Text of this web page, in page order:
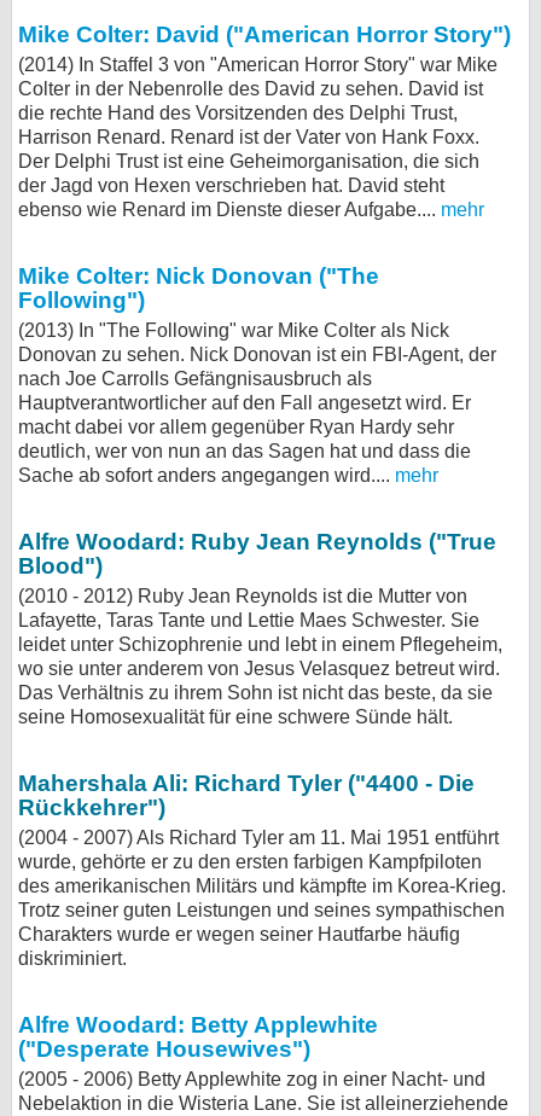
Mike Colter: David ("American Horror Story")
(2014) In Staffel 3 von "American Horror Story" war Mike
Colter in der Nebenrolle des David zu sehen. David ist
die rechte Hand des Vorsitzenden des Delphi Trust,
Harrison Renard. Renard ist der Vater von Hank Foxx.
Der Delphi Trust ist eine Geheimorganisation, die sich
der Jagd von Hexen verschrieben hat. David steht
ebenso wie Renard im Dienste dieser Aufgabe.... mehr
Mike Colter: Nick Donovan ("The
Following")
(2013) In "The Following" war Mike Colter als Nick
Donovan zu sehen. Nick Donovan ist ein FBI-Agent, der
nach Joe Carrolls Gefängnisausbruch als
Hauptverantwortlicher auf den Fall angesetzt wird. Er
macht dabei vor allem gegenüber Ryan Hardy sehr
deutlich, wer von nun an das Sagen hat und dass die
Sache ab sofort anders angegangen wird.... mehr
Alfre Woodard: Ruby Jean Reynolds ("True
Blood")
(2010 - 2012) Ruby Jean Reynolds ist die Mutter von
Lafayette, Taras Tante und Lettie Maes Schwester. Sie
leidet unter Schizophrenie und lebt in einem Pflegeheim,
wo sie unter anderem von Jesus Velasquez betreut wird.
Das Verhältnis zu ihrem Sohn ist nicht das beste, da sie
seine Homosexualität für eine schwere Sünde hält.
Mahershala Ali: Richard Tyler ("4400 - Die
Rückkehrer")
(2004 - 2007) Als Richard Tyler am 11. Mai 1951 entführt
wurde, gehörte er zu den ersten farbigen Kampfpiloten
des amerikanischen Militärs und kämpfte im Korea-Krieg.
Trotz seiner guten Leistungen und seines sympathischen
Charakters wurde er wegen seiner Hautfarbe häufig
diskriminiert.
Alfre Woodard: Betty Applewhite
("Desperate Housewives")
(2005 - 2006) Betty Applewhite zog in einer Nacht- und
Nebelaktion in die Wisteria Lane. Sie ist alleinerziehende
Kontakt
Nutzungsbedingungen
Datenschutz
Cookie-Einstellungen
Desktop-Ansicht